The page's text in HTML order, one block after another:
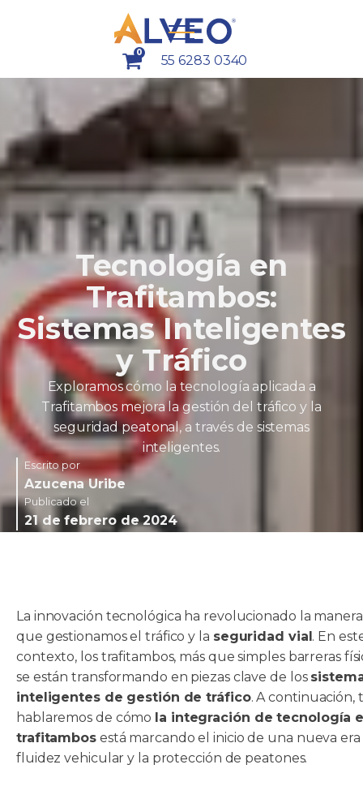
0
55 6283 0340
Tecnología en
Trafitambos:
Sistemas Inteligentes
y Tráfico
Exploramos cómo la tecnología aplicada a
Trafitambos mejora la gestión del tráfico y la
seguridad peatonal, a través de sistemas
inteligentes.
Escrito por
Azucena Uribe
Publicado el
21 de febrero de 2024
La innovación tecnológica ha revolucionado la
que gestionamos el tráfico y la seguridad vial. En
contexto, los trafitambos, más que simples barreras
se están transformando en piezas clave de los
inteligentes de gestión de tráfico. A continuación,
hablaremos de cómo la integración de tecnología
trafitambosestá marcando el inicio de una nueva era
fluidez vehicular y la protección de peatones.